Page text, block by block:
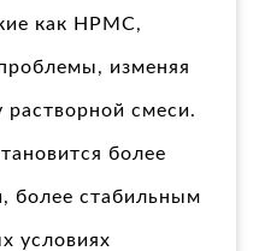
как HPMC,
изменяя
смеси.
более
более стабильным
условиях